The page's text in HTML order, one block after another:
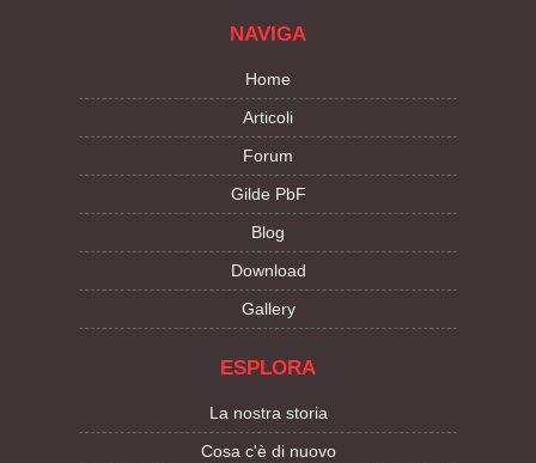
NAVIGA
Home
Articoli
Forum
Gilde PbF
Blog
Download
Gallery
ESPLORA
La nostra storia
Cosa c'è di nuovo